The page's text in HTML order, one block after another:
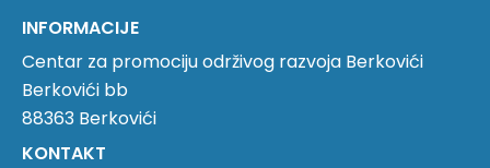
INFORMACIJE
Centar za promociju održivog razvoja Berkovići
Berkovići bb
88363 Berkovići
KONTAKT